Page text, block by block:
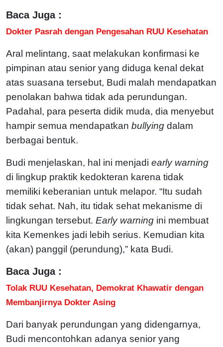
Baca Juga :
Dokter Pasrah dengan Pengesahan RUU Kesehatan
Aral melintang, saat melakukan konfirmasi ke
pimpinan atau senior yang diduga kenal dekat
atas suasana tersebut, Budi malah mendapatkan
penolakan bahwa tidak ada perundungan.
Padahal, para peserta didik muda, dia menyebut
hampir semua mendapatkan bullying dalam
berbagai bentuk.
Budi menjelaskan, hal ini menjadi early warning
di lingkup praktik kedokteran karena tidak
memiliki keberanian untuk melapor. “Itu sudah
tidak sehat. Nah, itu tidak sehat mekanisme di
lingkungan tersebut. Early warning ini membuat
kita Kemenkes jadi lebih serius. Kemudian kita
(akan) panggil (perundung),” kata Budi.
Baca Juga :
Tolak RUU Kesehatan, Demokrat Khawatir dengan
Membanjirnya Dokter Asing
Dari banyak perundungan yang didengarnya,
Budi mencontohkan adanya senior yang